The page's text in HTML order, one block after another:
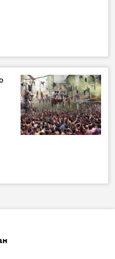
Главное управление государственной дорожной полиции МВД Азербайджана
Шамахы